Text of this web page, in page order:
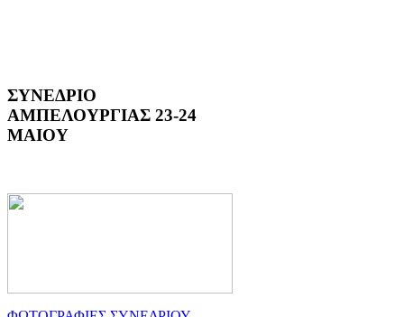
ΣΥΝΕΔΡΙΟ
ΑΜΠΕΛΟΥΡΓΙΑΣ 23-24
ΜΑΙΟΥ